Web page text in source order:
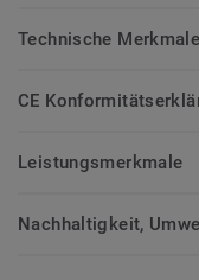
Technische Merkmale
CE
Leistungsmerkmale
Nachhaltigkeit,